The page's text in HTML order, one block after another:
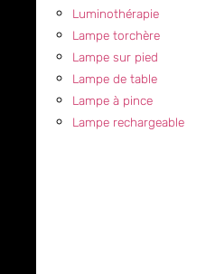
Luminothérapie
Lampe torchère
Lampe sur pied
Lampe de table
Lampe à pince
Lampe rechargeable